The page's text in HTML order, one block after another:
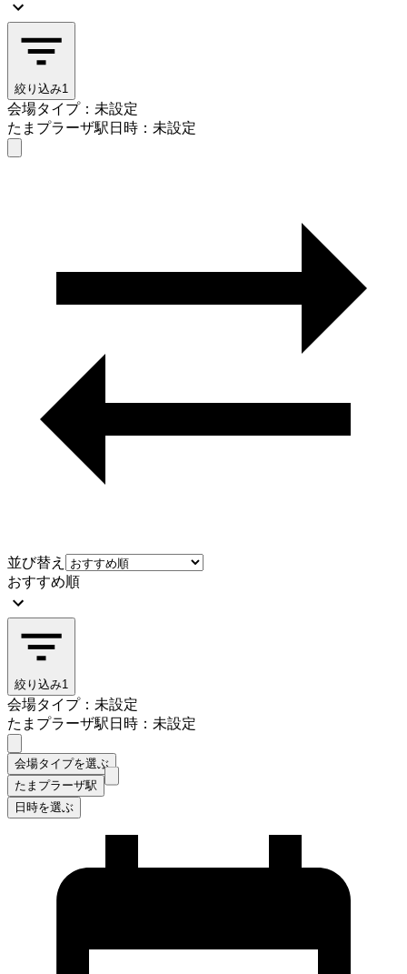
絞り込み1
会場タイプ：未設定
たまプラーザ駅日時：未設定
並び替え
おすすめ順
絞り込み1
会場タイプ：未設定
たまプラーザ駅日時：未設定
会場タイプを選ぶ
たまプラーザ駅
日時を選ぶ